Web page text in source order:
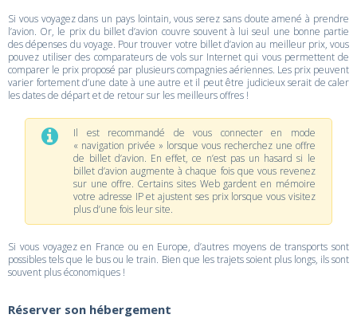
Si vous voyagez dans un pays lointain, vous serez sans doute amené à prendre
l’avion. Or, le prix du billet d’avion couvre souvent à lui seul une bonne partie
des dépenses du voyage. Pour trouver votre billet d’avion au meilleur prix, vous
pouvez utiliser des comparateurs de vols sur Internet qui vous permettent de
comparer le prix proposé par plusieurs compagnies aériennes. Les prix peuvent
varier fortement d’une date à une autre et il peut être judicieux serait de caler
les dates de départ et de retour sur les meilleurs offres !
Il est recommandé de vous connecter en mode
« navigation privée » lorsque vous recherchez une offre
de billet d’avion. En effet, ce n’est pas un hasard si le
billet d’avion augmente à chaque fois que vous revenez
sur une offre. Certains sites Web gardent en mémoire
votre adresse IP et ajustent ses prix lorsque vous visitez
plus d’une fois leur site.
Si vous voyagez en France ou en Europe, d’autres moyens de transports sont
possibles tels que le bus ou le train. Bien que les trajets soient plus longs, ils sont
souvent plus économiques !
Réserver son hébergement